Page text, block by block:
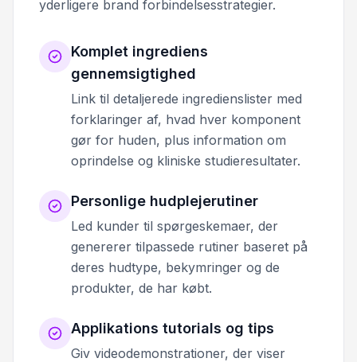
yderligere brand forbindelsesstrategier.
Komplet ingrediens
gennemsigtighed
Link til detaljerede ingredienslister med
forklaringer af, hvad hver komponent
gør for huden, plus information om
oprindelse og kliniske studieresultater.
Personlige hudplejerutiner
Led kunder til spørgeskemaer, der
genererer tilpassede rutiner baseret på
deres hudtype, bekymringer og de
produkter, de har købt.
Applikations tutorials og tips
Giv videodemonstrationer, der viser